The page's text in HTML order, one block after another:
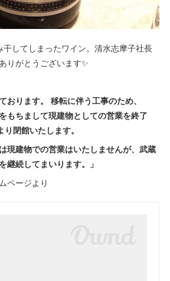
してしまったワイン。清水志摩子社長
りがとうございます✨
おります。 移転に伴う工事のため、
もちまして現建物としての営業を終了
閉館いたします。
現建物での営業はいたしませんが、武蔵
継続してまいります。」
ページより